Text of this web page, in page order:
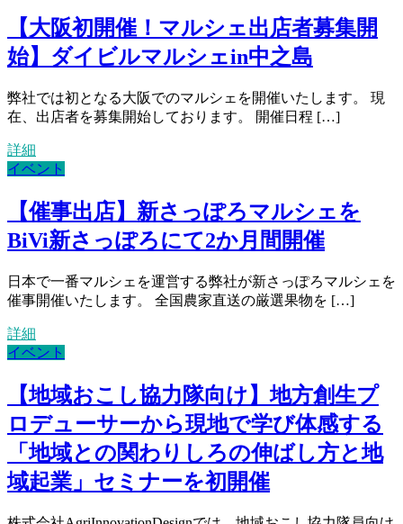
【大阪初開催！マルシェ出店者募集開
始】ダイビルマルシェin中之島
弊社では初となる大阪でのマルシェを開催いたします。 現
在、出店者を募集開始しております。 開催日程 […]
詳細
イベント
【催事出店】新さっぽろマルシェを
BiVi新さっぽろにて2か月間開催
日本で一番マルシェを運営する弊社が新さっぽろマルシェを
催事開催いたします。 全国農家直送の厳選果物を […]
詳細
イベント
【地域おこし協力隊向け】地方創生プ
ロデューサーから現地で学び体感する
「地域との関わりしろの伸ばし方と地
域起業」セミナーを初開催